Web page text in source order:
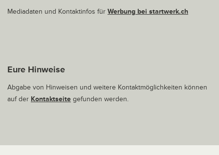
Mediadaten und Kontaktinfos für Werbung bei startwerk.ch
Eure Hinweise
Abgabe von Hinweisen und weitere Kontaktmöglichkeiten können
auf der Kontaktseite gefunden werden.